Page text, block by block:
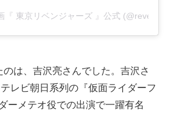
『 東京リベンジャーズ 』公式
は、吉沢亮さんでした。吉沢さ
レビ朝日系列の『仮面ライダーフ
ーメテオ役での出演で一躍有名